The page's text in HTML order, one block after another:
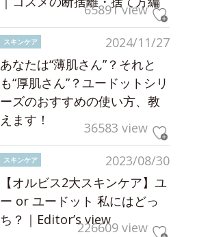
65891 view
2024/11/27
スキンケア
あなたは“薄肌さん”？それと
も“厚肌さん”？ユードットシリ
ーズのおすすめの使い方、教
えます！
36583 view
2023/08/30
スキンケア
【オルビス2大スキンケア】ユ
ー or ユードット 私にはどっ
ち？｜Editor’s view226609 view